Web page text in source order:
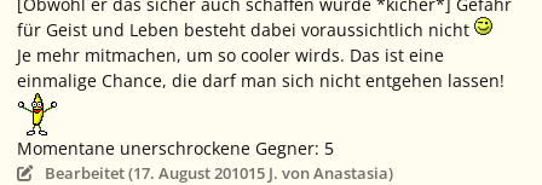
für Geist und Leben besteht dabei voraussichtlich nicht
Je mehr mitmachen, um so cooler wirds. Das ist eine
einmalige Chance, die darf man sich nicht entgehen lassen!
Momentane unerschrockene Gegner: 5
Bearbeitet (17. August 201015 J. von Anastasia)